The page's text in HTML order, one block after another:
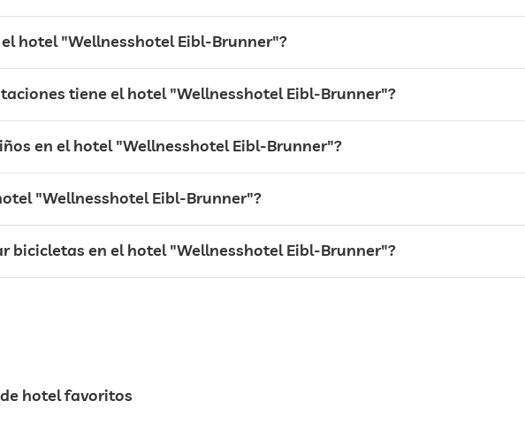
hotel "Wellnesshotel Eibl-Brunner"?
tiene el hotel "Wellnesshotel Eibl-Brunner"?
en el hotel "Wellnesshotel Eibl-Brunner"?
"Wellnesshotel Eibl-Brunner"?
bicicletas en el hotel "Wellnesshotel Eibl-Brunner"?
hotel favoritos